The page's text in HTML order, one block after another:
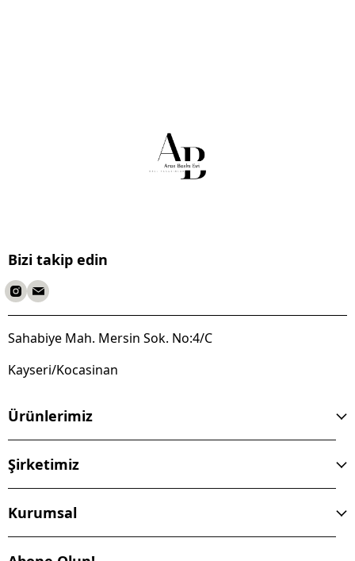
Bizi takip edin
Sahabiye Mah. Mersin Sok. No:4/C
Kayseri/Kocasinan
Ürünlerimiz
Şirketimiz
Kurumsal